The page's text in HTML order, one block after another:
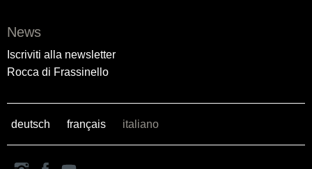
News
Iscriviti alla newsletter
Rocca di Frassinello
deutsch français italiano